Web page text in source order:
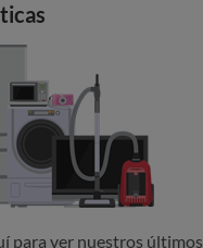
para ver nuestros últimos